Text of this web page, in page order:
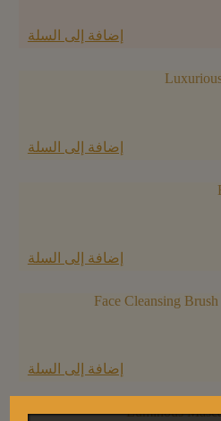
إضافة إلى السلة
إضافة إلى السلة
إضافة إلى السلة
إضافة إلى السلة